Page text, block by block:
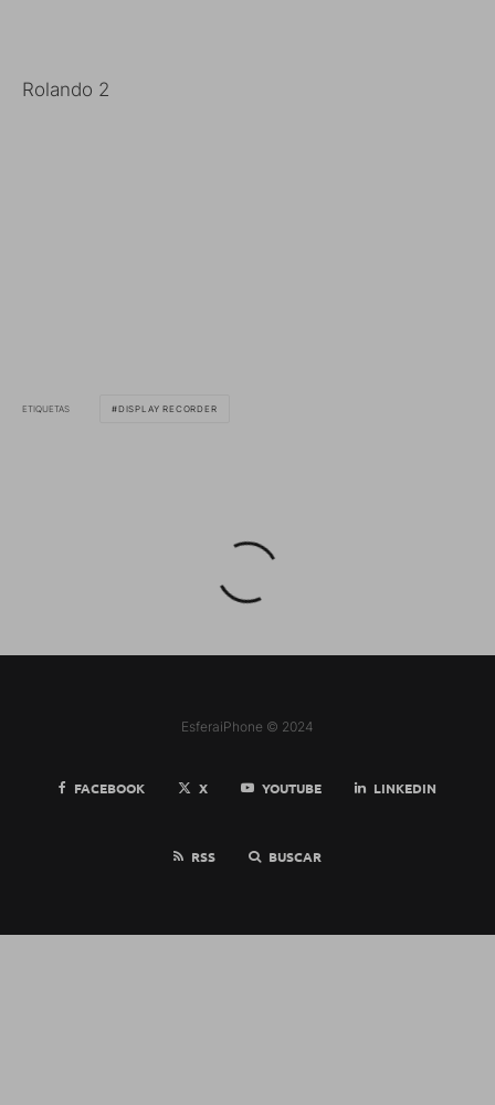
Rolando 2
ETIQUETAS DISPLAY RECORDER
EsferaiPhone © 2024
FACEBOOK X YOUTUBE LINKEDIN
RSS BUSCAR